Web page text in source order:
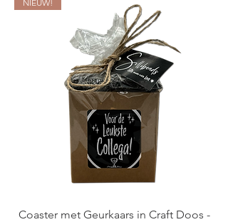
NIEUW!
Coaster met Geurkaars in Craft Doos -